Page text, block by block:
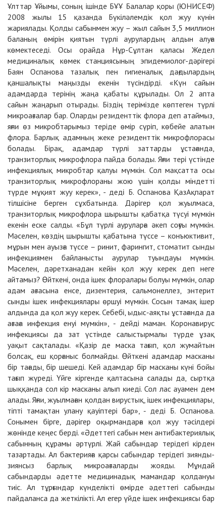
Ұлттар Ұйымы, соның ішінде БҰҰ Балалар қоры (ЮНИСЕФ)
2008 жылы 15 қазанда Бүкіләлемдік қол жуу күнін
жариялады. Қолды сабынмен жуу – жыл сайын 3,5 миллион
баланың өмірін қиятын түрлі аурулардың алдын алуға
көмектеседі. Осы орайда Нұр-Сұлтан қаласы Жедел
медициналық көмек станциясының эпидемиолог-дәрігері
Баян Оспанова тазалық пен гигиеналық дағдылардың
қаншалықты маңызды екенін түсіндірді. «Күн сайын
адамдарда терінің жаңа қабаты құрылады. Ол 2 апта
сайын жаңарып отырады. Біздің терімізде көптеген түрлі
микроағзалар бар. Оларды резиденттік флора деп атаймыз,
яғни өз микробтарымыз теріде өмір сүріп, көбейе алатын
флора. Барлық адамның жеке резиденттік микрофлорасы
болады. Бірақ, адамдар түрлі заттарды ұстағанда,
транзиторлық микрофлора пайда болады. Яғни тері үстінде
инфекциялық микробтар қалуы мүмкін. Сол мақсатта осы
транзиторлық микрофлораны жою үшін қолды міндетті
түрде мұқият жуу керек», - деді Б. Оспанова ҚазАқпарат
тілшісіне берген сұхбатында. Дәрігер қол жуылмаса,
транзиторлық микрофлора шырышты қабатқа түсуі мүмкін
екенін еске салды. «Бұл түрлі ауруларға әкеп соғуы мүмкін.
Мәселен, көздің шырышты қабатына түссе – конъюктивит,
мұрын мен ауызға түссе – ринит, фарингит, стоматит сынды
инфекциямен байланысты аурулар туындауы мүмкін.
Мәселен, дәретханадан кейін қол жуу керек деп неге
айтамыз? Өйткені, онда ішек флоралары болуы мүмкін, олар
адам ағзасына енсе, дизентерия, сальмонеллез, энтерит
сынды ішек инфекциялары өршуі мүмкін. Сосын тамақ ішер
алдында да қол жуу керек. Себебі, ыдыс-аяқты ұстағанда да
ағзаға инфекция енуі мүмкін», - дейді маман. Коронавирус
инфекциясы да зат үстінде салыстырмалы түрде ұзақ
уақыт сақталады. «Қазір де маска тағып, қол жумайтын
болсақ, еш қорғаныс болмайды. Өйткені адамдар масканы
бір тағады, бір шешеді. Кей адамдар бір масканы күні бойы
тағып жүреді. Үйге кіргенде қалтасына салады да, сыртқа
шыққанда сол кір масканы алып киеді. Сол лас ауамен дем
алады. Яғни, жуылмаған қолдан вирустық, ішек инфекциялары,
тіпті тамақтан улану қауіптері бар», - деді Б. Оспанова.
Сонымен бірге, дәрігер оқырмандарға қол жуу тәсілдері
жөнінде кеңес берді. «Әдеттегі сабын мен антибактериялық
сабынның құрамы әртүрлі. Жай сабындар терідегі кірден
тазартады. Ал бактерияға қарсы сабындар терідегі зиянды-
зиянсыз барлық микроағзаларды жояды. Мұндай
сабындарды әдетте медицинадық мамандар қолдануы
тиіс. Ал тұрғындар күнделікті өмірде әдеттегі сабынды
пайдаланса да жеткілікті. Ал егер үйде ішек инфекциясы бар